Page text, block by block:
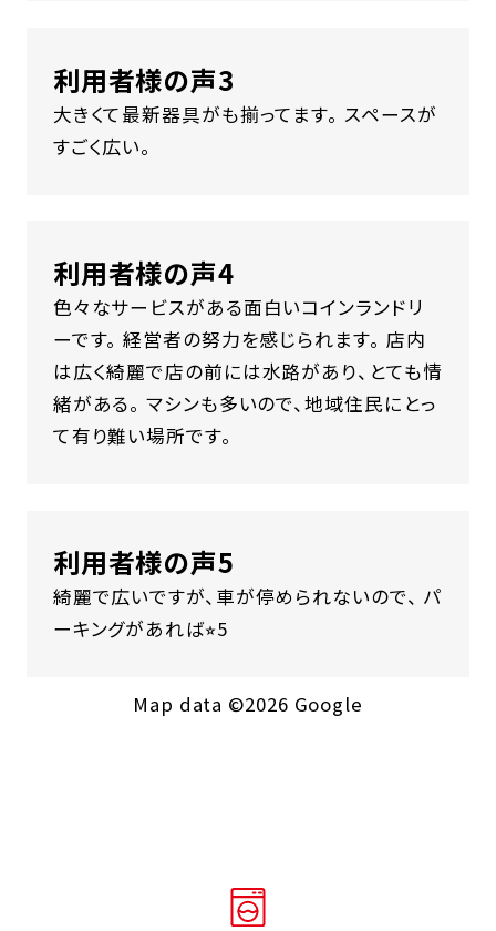
利用者様の声3
大きくて最新器具がも揃ってます。 スペースが
すごく広い。
利用者様の声4
色々なサービスがある面白いコインランドリ
ーです。 経営者の努力を感じられます。 店内
は広く綺麗で店の前には水路があり、とても情
緒がある。 マシンも多いので、地域住民にとっ
て有り難い場所です。
利用者様の声5
綺麗で広いですが、車が停められないので、 パ
ーキングがあれば⭐︎5
Map data ©2026 Google